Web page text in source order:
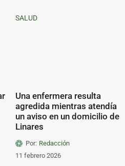
SALUD
Una enfermera resulta
agredida mientras atendía
un aviso en un domicilio de
Linares
Por: Redacción
11 febrero 2026